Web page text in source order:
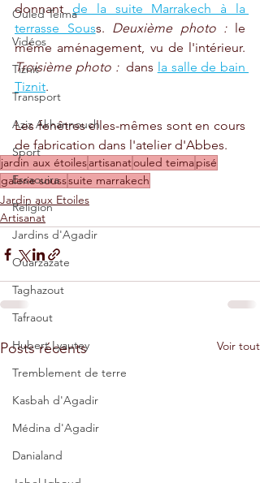
Ouled Teima
Vidéos
Tiznit
Transport
Aziz Akhannouch
Sport
Essaouira
Religion
Jardins d'Agadir
Ouarzazate
Taghazout
Tafraout
Hubert Lyautey
Tremblement de terre
Kasbah d'Agadir
Médina d'Agadir
Danialand
donnant de la suite Marrakech à la
terrasse Souss. Deuxième photo : le
Troisième photo : dans la salle de bain
Tiznit.
Les fenêtres elles-mêmes sont en cours
de fabrication dans l'atelier d'Abbes.
jardin aux étoilesartisanatouled teimapisé
galerie sousssuite marrakech
Jardin aux Etoiles
Artisanat
Posts récents Voir tout